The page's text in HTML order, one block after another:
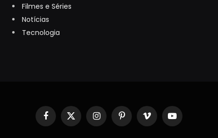
Filmes e Séries
Notícias
Tecnologia
Facebook
X
(Twitter)
InstagramPinterestVimeo YouTube